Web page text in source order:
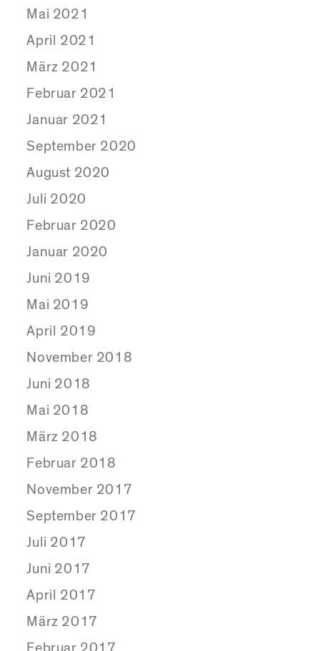
Mai 2021
April 2021
März 2021
Februar 2021
Januar 2021
September 2020
August 2020
Juli 2020
Februar 2020
Januar 2020
Juni 2019
Mai 2019
April 2019
November 2018
Juni 2018
Mai 2018
März 2018
Februar 2018
November 2017
September 2017
Juli 2017
Juni 2017
April 2017
März 2017
Februar 2017